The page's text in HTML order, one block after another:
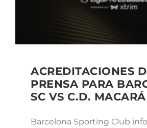
ACREDITACIONES
PRENSA PARA
SC VS C.D. MACARÁ
Barcelona Sporting Club